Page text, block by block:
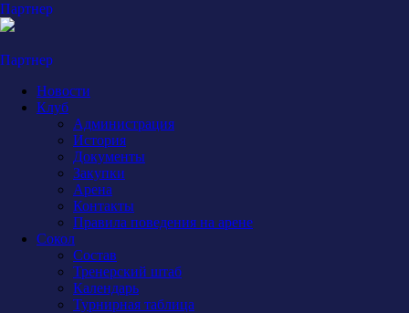
Партнер
Партнер
Новости
Клуб
Администрация
История
Документы
Закупки
Арена
Контакты
Правила поведения на арене
Сокол
Состав
Тренерский штаб
Календарь
Турнирная таблица